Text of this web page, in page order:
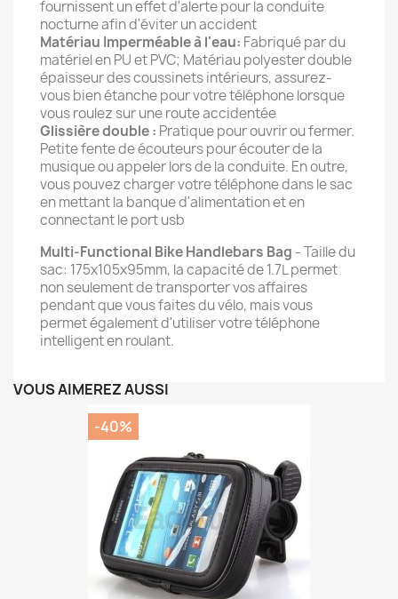
fournissent un effet d'alerte pour la conduite
nocturne afin d'éviter un accident
Matériau Imperméable à l'eau: Fabriqué par du
matériel en PU et PVC; Matériau polyester double
épaisseur des coussinets intérieurs, assurez-
vous bien étanche pour votre téléphone lorsque
vous roulez sur une route accidentée
Glissière double : Pratique pour ouvrir ou fermer.
Petite fente de écouteurs pour écouter de la
musique ou appeler lors de la conduite. En outre,
vous pouvez charger votre téléphone dans le sac
en mettant la banque d'alimentation et en
connectant le port usb
Multi-Functional Bike Handlebars Bag - Taille du
sac: 175x105x95mm, la capacité de 1.7L permet
non seulement de transporter vos affaires
pendant que vous faites du vélo, mais vous
permet également d'utiliser votre téléphone
intelligent en roulant.
VOUS AIMEREZ AUSSI
-40%